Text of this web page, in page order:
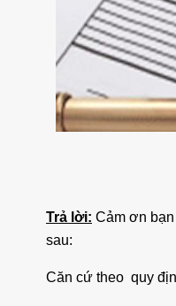
Trả lời: Cảm ơn
sau:
Căn cứ theo quy
Đường
Góc
Cho
180m2
2 lầu